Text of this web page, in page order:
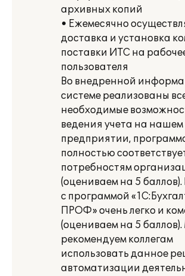
архивных копий
• Ежемесячно
доставка и установка
поставки ИТС на
пользователя
Во внедренной
системе реализованы
необходимые
ведения учета на нашем
предприятии,
полностью
потребностям
(оцениваем на 5 баллов).
с программой
ПРОФ» очень легко и
(оцениваем на 5
рекомендуем коллегам
использовать данное
автоматизации